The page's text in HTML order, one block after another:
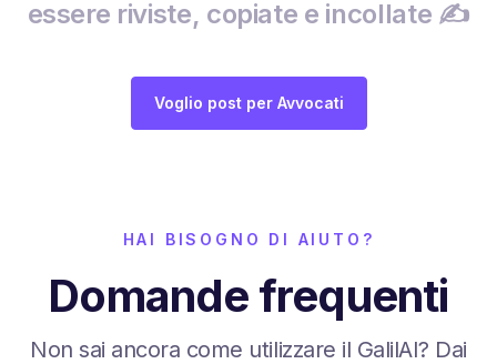
essere riviste, copiate e incollate ✍️
Voglio post per Avvocati
HAI BISOGNO DI AIUTO?
Domande frequenti
Non sai ancora come utilizzare il GalilAI? Dai